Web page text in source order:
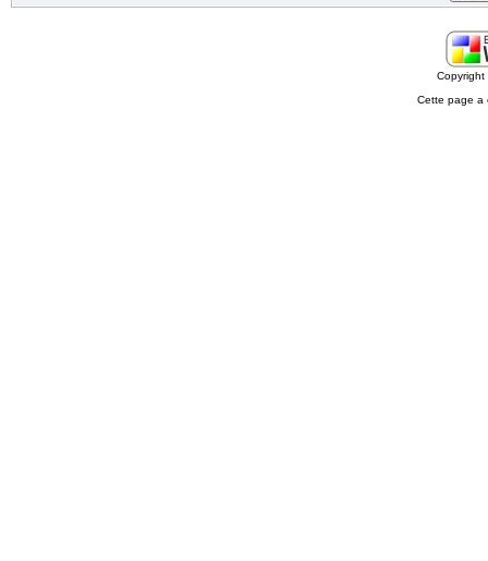
Cette page a